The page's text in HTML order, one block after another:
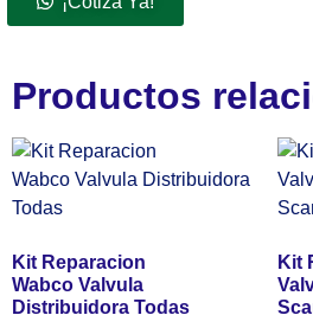
Productos
Kit Reparacion
Wabco Valvula
Distribuidora Todas
Kit